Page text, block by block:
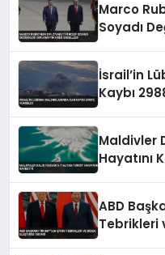
Marco
Soyadı
İsrail’in
Kaybı
Maldivler
Hayatını
ABD
Tebrikleri